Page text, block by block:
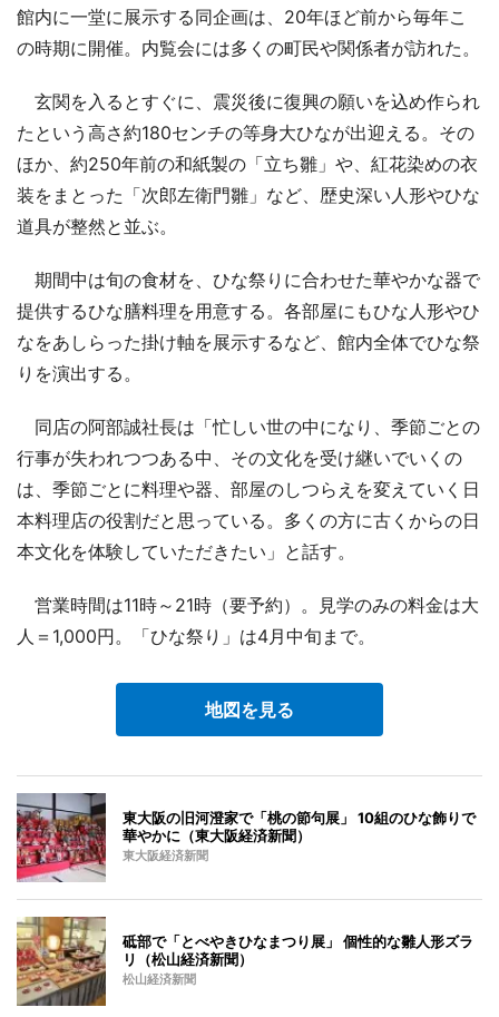
館内に一堂に展示する同企画は、20年ほど前から毎年こ
の時期に開催。内覧会には多くの町民や関係者が訪れた。
玄関を入るとすぐに、震災後に復興の願いを込め作られ
たという高さ約180センチの等身大ひなが出迎える。その
ほか、約250年前の和紙製の「立ち雛」や、紅花染めの衣
装をまとった「次郎左衛門雛」など、歴史深い人形やひな
道具が整然と並ぶ。
期間中は旬の食材を、ひな祭りに合わせた華やかな器で
提供するひな膳料理を用意する。各部屋にもひな人形やひ
なをあしらった掛け軸を展示するなど、館内全体でひな祭
りを演出する。
同店の阿部誠社長は「忙しい世の中になり、季節ごとの
行事が失われつつある中、その文化を受け継いでいくの
は、季節ごとに料理や器、部屋のしつらえを変えていく日
本料理店の役割だと思っている。多くの方に古くからの日
本文化を体験していただきたい」と話す。
営業時間は11時～21時（要予約）。見学のみの料金は大
人＝1,000円。「ひな祭り」は4月中旬まで。
地図を見る
東大阪の旧河澄家で「桃の節句展」 10組のひな飾りで
華やかに（東大阪経済新聞）
東大阪経済新聞
砥部で「とべやきひなまつり展」 個性的な雛人形ズラ
リ（松山経済新聞）
松山経済新聞